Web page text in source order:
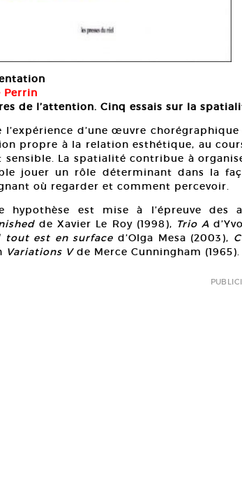
Perrin
de l’attention. Cinq essais sur la
l’expérience d’une œuvre
propre à la relation esthétique, au
sensible. La spatialité contribue à
jouer un rôle déterminant dans la
où regarder et comment percevoir.
hypothèse est mise à l’épreuve des
de Xavier Le Roy (1998), Trio A
tout est en surface d’Olga Mesa (2003),
Variations V de Merce Cunningham (1965).